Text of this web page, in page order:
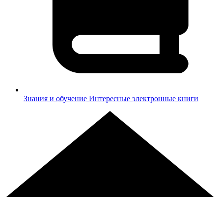
Знания и обучение Интересные электронные книги